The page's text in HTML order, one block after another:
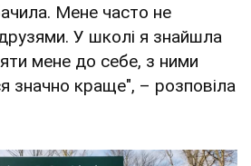
Мене часто не
У школі я знайшла
мене до себе, з ними
значно краще", – розповіла